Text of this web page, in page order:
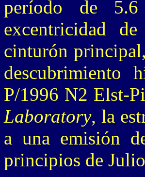
período de
excentricidad
cinturón
descubrimiento
P/1996 N2 Elst-
Laboratory, la
a una emisión
principios de